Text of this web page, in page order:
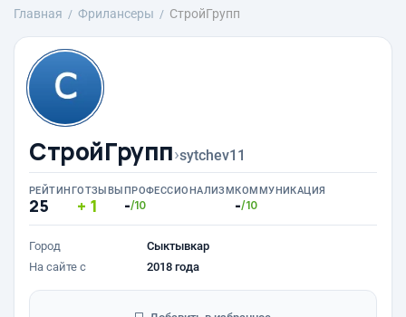
Главная Фрилансеры СтройГрупп
СтройГрупп›sytchev11
РЕЙТИНГ
25
ОТЗЫВЫ
1
ПРОФЕССИОНАЛИЗМ
-/10
КОММУНИКАЦИЯ
-/10
Город
Сыктывкар
На сайте с
2018 года